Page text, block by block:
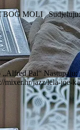
MOLI Sudjeluju:
Pal“
jazz/lela-joe-